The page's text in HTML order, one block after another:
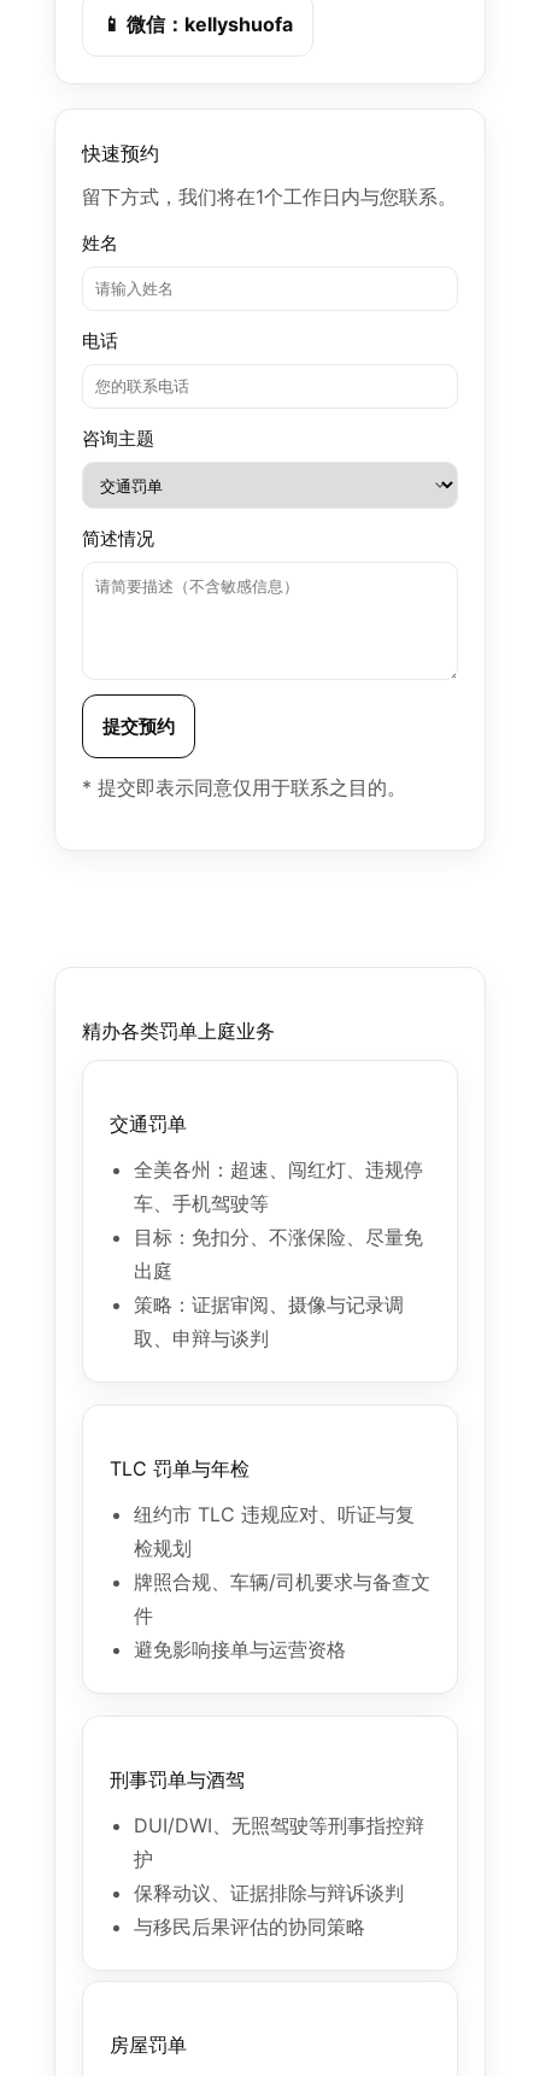
📱 微信：kellyshuofa
快速预约
留下方式，我们将在1个工作日内与您联系。
姓名
电话
咨询主题
简述情况
提交预约
* 提交即表示同意仅用于联系之目的。
精办各类罚单上庭业务
交通罚单
全美各州：超速、闯红灯、违规停
车、手机驾驶等
目标：免扣分、不涨保险、尽量免
出庭
策略：证据审阅、摄像与记录调
取、申辩与谈判
TLC 罚单与年检
纽约市 TLC 违规应对、听证与复
检规划
牌照合规、车辆/司机要求与备查文
件
避免影响接单与运营资格
刑事罚单与酒驾
DUI/DWI、无照驾驶等刑事指控辩
护
保释动议、证据排除与辩诉谈判
与移民后果评估的协同策略
房屋罚单